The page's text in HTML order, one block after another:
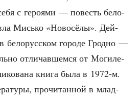
с геро­я­ми — повесть бело­
Мись­ко «Ново­сё­лы». Дей­
бело­рус­ском горо­де Грод­но —
отли­чав­шем­ся от Моги­ле­
кни­га была в 1972‑м.
про­чи­тан­ной в млад­